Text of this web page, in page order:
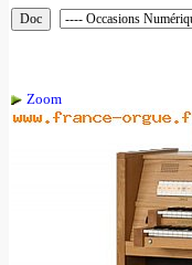
Zoom